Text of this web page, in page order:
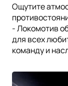
Ощутите
- Локомотив
для всех
команду и